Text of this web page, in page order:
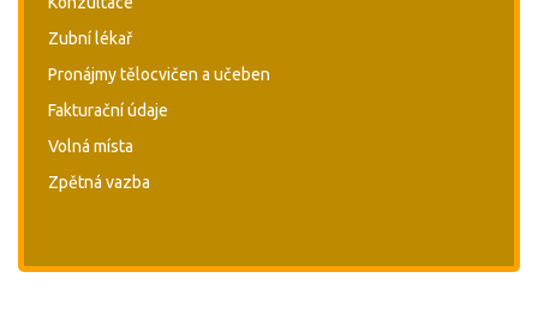
Zubní lékař
Pronájmy tělocvičen a učeben
Fakturační údaje
Volná místa
Zpětná vazba